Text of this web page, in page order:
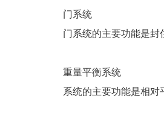
门系统
门系统的主要功能是封
重量平衡系统
系统的主要功能是相对